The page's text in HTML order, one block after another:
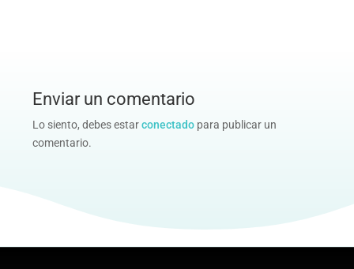
Enviar un comentario
Lo siento, debes estarconectado para publicar un
comentario.